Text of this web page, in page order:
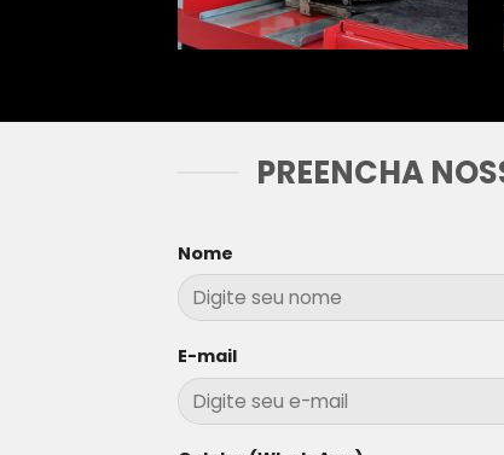
PREENCHA
Nome
E-mail